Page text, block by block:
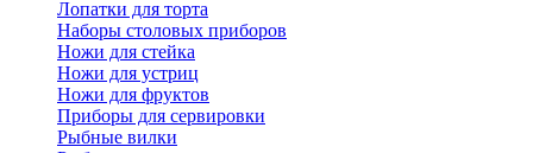
Лопатки для торта
Наборы столовых приборов
Ножи для стейка
Ножи для устриц
Ножи для фруктов
Приборы для сервировки
Рыбные вилки